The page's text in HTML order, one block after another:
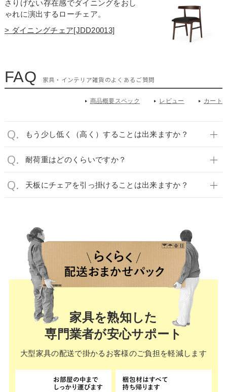
さりげない存在感でダイニングをおし
ゃれに演出するローチェア。
> ダイニングチェア[JDD20013]
FAQ 家具・インテリア雑貨のよくあるご質問
商品概要スペック レビュー カート
もう少し低く（高く）することは出来ますか？
耐荷重はどのくらいですか？
天板にチェアを引っ掛けることは出来ますか？
家具を熟知した
専門業者が安心サポート
大型家具の配送で掛かる お客様のご負担を軽減します